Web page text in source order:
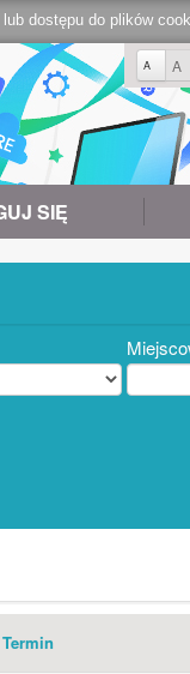
dostępu do plików
SIĘ
A A
Termin